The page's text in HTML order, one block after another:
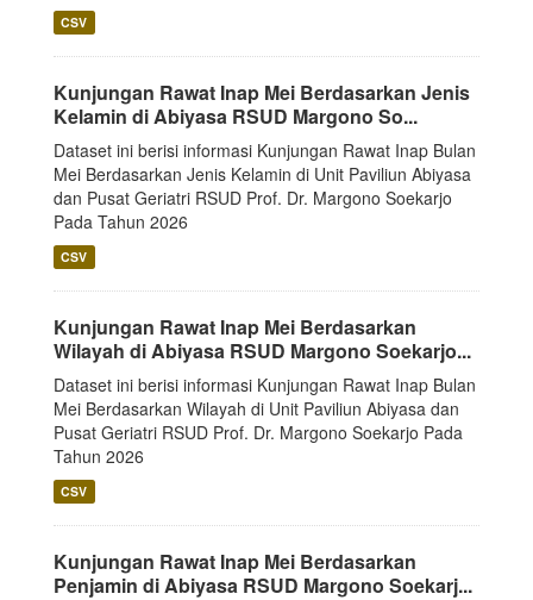
CSV
Kunjungan Rawat Inap Mei Berdasarkan Jenis
Kelamin di Abiyasa RSUD Margono So...
Dataset ini berisi informasi Kunjungan Rawat Inap Bulan
Mei Berdasarkan Jenis Kelamin di Unit Paviliun Abiyasa
dan Pusat Geriatri RSUD Prof. Dr. Margono Soekarjo
Pada Tahun 2026
CSV
Kunjungan Rawat Inap Mei Berdasarkan
Wilayah di Abiyasa RSUD Margono Soekarjo...
Dataset ini berisi informasi Kunjungan Rawat Inap Bulan
Mei Berdasarkan Wilayah di Unit Paviliun Abiyasa dan
Pusat Geriatri RSUD Prof. Dr. Margono Soekarjo Pada
Tahun 2026
CSV
Kunjungan Rawat Inap Mei Berdasarkan
Penjamin di Abiyasa RSUD Margono Soekarj...